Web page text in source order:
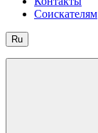
Соискателям
Ru